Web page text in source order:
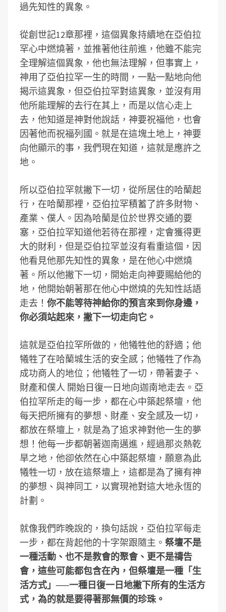
過先知性的異象。
從創世記12章那裡，這個異象持續地在亞伯拉
罕心中燃燒著，並推著他往前進，他雖不能完
全理解這個異象，他也無法理解，但事實上，
神用了亞伯拉罕一生的時間，一點一點地向他
揭示這異象，但亞伯拉罕對這異象，並沒有用
他所能理解的去行在其上，而是以信心走上
去，他知道是神對他說話，神要祝福他，也會
因著他而祝福列國。就是在這塊土地上，神要
向他顯示的事，我們現在知道，這就是應許之
地。
所以亞伯拉罕就撇下一切，從所居住的哈蘭起
行，在哈蘭那裡，亞伯拉罕積蓄了許多財物、
產業、僕人。因為哈蘭是位於世界交通的要
塞，亞伯拉罕知道他若待在那裡，定會獲得更
大的財利，但是亞伯拉罕並沒有看重這個，因
他看見他那先知性的異象，是在他心中燃燒
著。所以他撇下一切，開始走向神要賜給他的
地，他開始朝著那在他心中燃燒的先知性話語
走去！ 你不能等待神給你的預言來到你身邊，
你必須站起來，撇下一切走向它。
這就是亞伯拉罕所做的，他犧牲他的舒適；他
犧牲了在哈蘭城生活的安全感；他犧牲了作為
成功商人的地位；他犧牲了一切，帶著妻子、
財產和僕人 開始日復一日地向迦南地走去。亞
伯拉罕所走的每一步，都在心中築起祭壇，他
每天把所擁有的夢想、財產、安全感及一切，
都放在祭壇上，就是為了追求神對他一生的夢
想！他每一步都朝著迦南邁進，經過那炎熱乾
旱之地，他卻依然在心中築起祭壇，願意為此
犧牲一切，放在這祭壇上，這都是為了擁有神
的夢想、與神同工，以實現祂對這大地永恆的
計劃。
就像我們昨晚說的，換句話說，亞伯拉罕每走
一步，都在背起他的十字架跟隨主。 祭壇不是
一種活動、也不是教會的聚會、更不是禱告
會，這些可能都包含在內，但祭壇是一種「生
活方式」──一種日復一日地撇下所有的生活方
式，為的就是要得著那無價的珍珠。